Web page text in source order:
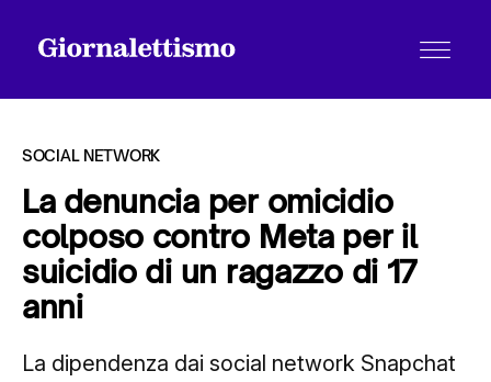
Tutti gli articoli
SOCIAL NETWORK
La denuncia per omicidio
colposo contro Meta per il
suicidio di un ragazzo di 17
anni
La dipendenza dai social network Snapchat